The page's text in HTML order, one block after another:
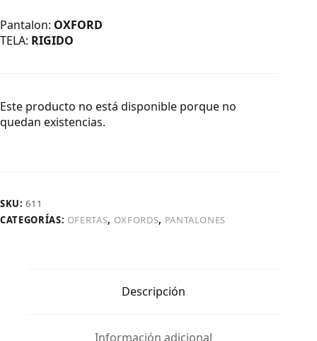
Pantalon: OXFORD
TELA: RIGIDO
Este producto no está disponible porque no
quedan existencias.
SKU:611
CATEGORÍAS: OFERTAS, OXFORDS, PANTALONES
Descripción
Información adicional